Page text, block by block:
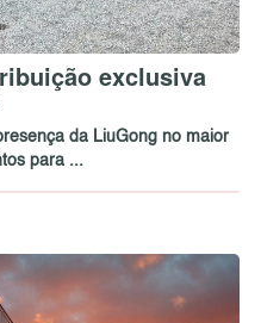
exclusiva
da LiuGong no maior
para ...